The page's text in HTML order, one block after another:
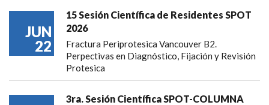
JUN
22
15 Sesión Científica de Residentes SPOT
2026
Fractura Periprotesica Vancouver B2.
Perpectivas en Diagnóstico, Fijación y Revisión
Protesica
3ra. Sesión Científica SPOT-COLUMNA